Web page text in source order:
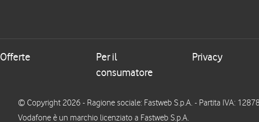
Offerte
Per il
consumatore
Privacy
© Copyright 2026 - Ragione sociale: Fastweb S.p.A. - Partita IVA:
Vodafone è un marchio licenziato a Fastweb S.p.A.